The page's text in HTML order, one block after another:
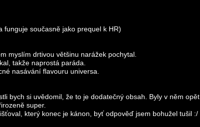
současně jako prequel k HR)
myslím drtivou většinu narážek pochytal.
takže naprostá paráda.
nasávání flavouru universa.
bych si uvědomil, že to je dodatečný obsah. Byly v něm opět
super.
který konec je kánon, byť odpověď jsem bohužel tušil :/